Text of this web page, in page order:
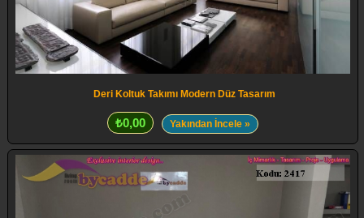
Deri Koltuk Takımı Modern Düz Tasarım
₺0,00 Yakından İncele »